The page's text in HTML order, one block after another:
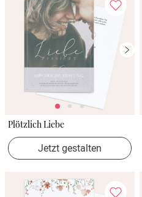
Plötzlich Liebe
Jetzt gestalten